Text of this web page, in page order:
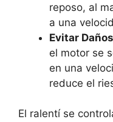
reposo, al
a una
Evitar
el motor se
en una
reduce el
El ralentí se